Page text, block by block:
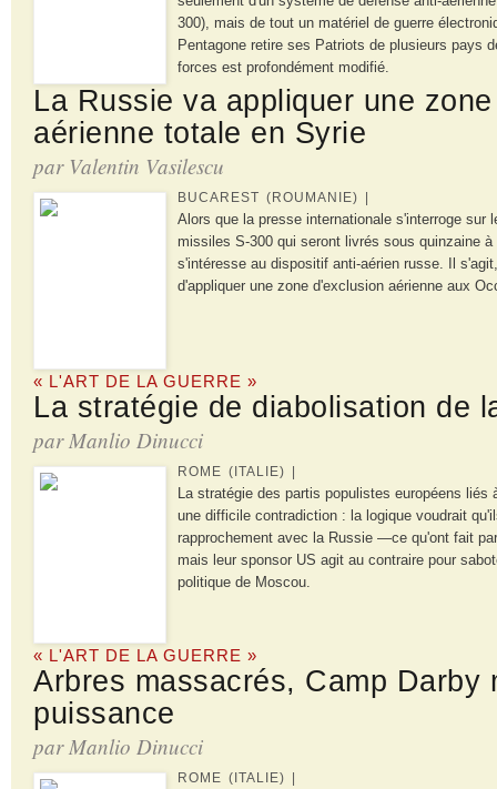
300), mais de tout un matériel de guerre
Pentagone retire ses Patriots de plusieurs pays
forces est profondément modifié.
La Russie va appliquer une
aérienne totale en Syrie
par Valentin Vasilescu
BUCAREST (ROUMANIE) |
Alors que la presse internationale s'interroge sur
missiles S-300 qui seront livrés sous quinzaine
s'intéresse au dispositif anti-aérien russe. Il
d'appliquer une zone d'exclusion aérienne aux
« L'ART DE LA GUERRE »
La stratégie de diabolisation de
par Manlio Dinucci
ROME (ITALIE) |
La stratégie des partis populistes européens liés
une difficile contradiction : la logique voudrait
rapprochement avec la Russie —ce qu'ont fait
mais leur sponsor US agit au contraire pour
politique de Moscou.
« L'ART DE LA GUERRE »
Arbres massacrés, Camp Darby
puissance
par Manlio Dinucci
ROME (ITALIE) |